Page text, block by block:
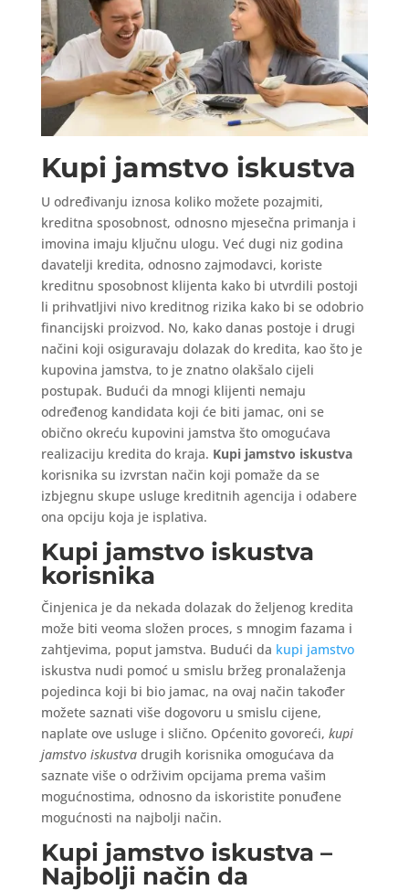
Kupi jamstvo iskustva
U određivanju iznosa koliko možete pozajmiti,
kreditna sposobnost, odnosno mjesečna primanja i
imovina imaju ključnu ulogu. Već dugi niz godina
davatelji kredita, odnosno zajmodavci, koriste
kreditnu sposobnost klijenta kako bi utvrdili postoji
li prihvatljivi nivo kreditnog rizika kako bi se odobrio
financijski proizvod. No, kako danas postoje i drugi
načini koji osiguravaju dolazak do kredita, kao što je
kupovina jamstva, to je znatno olakšalo cijeli
postupak. Budući da mnogi klijenti nemaju
određenog kandidata koji će biti jamac, oni se
obično okreću kupovini jamstva što omogućava
realizaciju kredita do kraja. Kupi jamstvo iskustva
korisnika su izvrstan način koji pomaže da se
izbjegnu skupe usluge kreditnih agencija i odabere
ona opciju koja je isplativa.
Kupi jamstvo iskustva
korisnika
Činjenica je da nekada dolazak do željenog kredita
može biti veoma složen proces, s mnogim fazama i
zahtjevima, poput jamstva. Budući da kupi jamstvo
iskustva nudi pomoć u smislu bržeg pronalaženja
pojedinca koji bi bio jamac, na ovaj način također
možete saznati više dogovoru u smislu cijene,
naplate ove usluge i slično. Općenito govoreći, kupi
jamstvo iskustvadrugih korisnika omogućava da
saznate više o održivim opcijama prema vašim
mogućnostima, odnosno da iskoristite ponuđene
mogućnosti na najbolji način.
Kupi jamstvo iskustva –
Najbolji način da